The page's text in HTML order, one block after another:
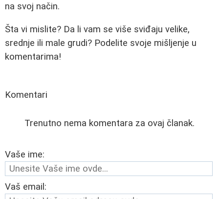
na svoj način.
Šta vi mislite? Da li vam se više sviđaju velike,
srednje ili male grudi? Podelite svoje mišljenje u
komentarima!
Komentari
Trenutno nema komentara za ovaj članak.
Vaše ime:
Vaš email: